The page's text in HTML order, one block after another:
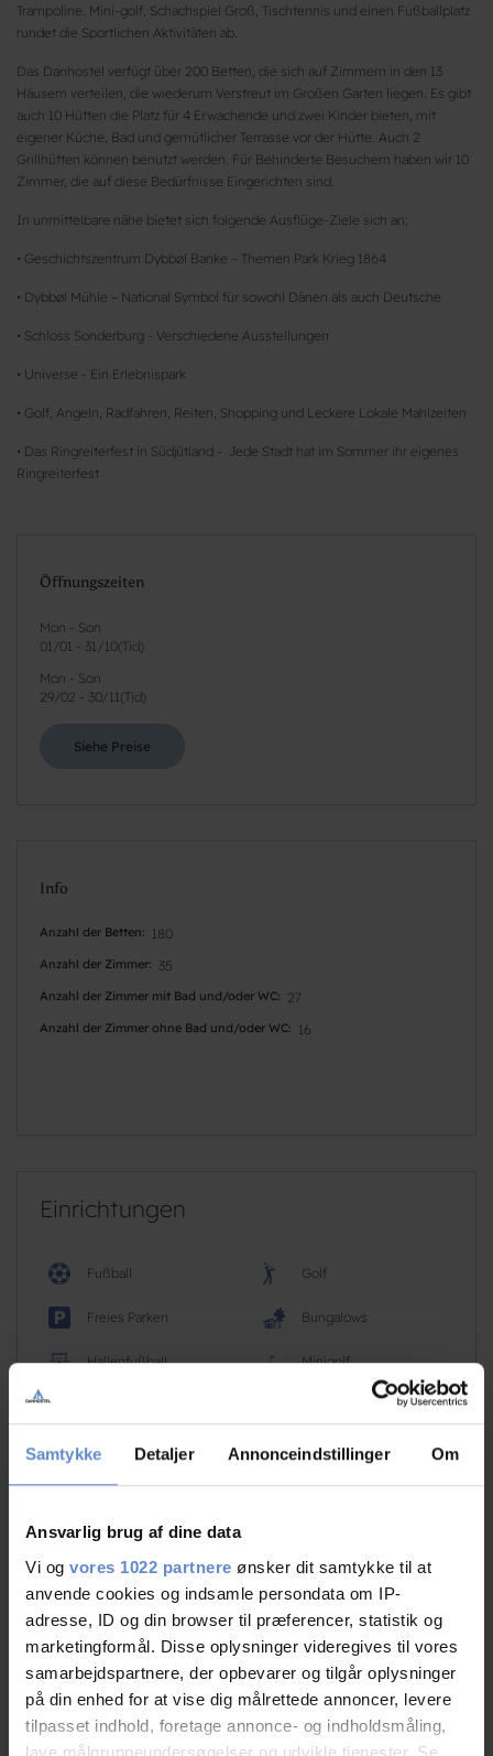
Samtykke Detaljer Annonceindstillinger Om
Ansvarlig brug af dine data
Vi og vores 1022 partnere ønsker dit samtykke til at
anvende cookies og indsamle persondata om IP-
adresse, ID og din browser til præferencer, statistik og
marketingformål. Disse oplysninger videregives til vores
samarbejdspartnere, der opbevarer og tilgår oplysninger
på din enhed for at vise dig målrettede annoncer, levere
tilpasset indhold, foretage annonce- og indholdsmåling,
lave målgruppeundersøgelser og udvikle tjenester. Se
Trampoline. Mini-golf, Schachspiel Groß, Tischtennis und einen Fußballplatz
rundet die Sportlichen Aktivitäten ab.
Das Danhostel verfügt über 200 Betten, die sich auf Zimmern in den 13
Häusern verteilen, die wiederum Verstreut im Großen Garten liegen. Es gibt
auch 10 Hütten die Platz für 4 Erwachende und zwei Kinder bieten, mit
eigener Küche, Bad und gemütlicher Terrasse vor der Hütte. Auch 2
Grillhütten können benutzt werden. Für Behinderte Besuchern haben wir 10
Zimmer, die auf diese Bedürfnisse Eingerichten sind.
In unmittelbare nähe bietet sich folgende Ausflüge-Ziele sich an;
• Geschichtszentrum Dybbøl Banke – Themen Park Krieg 1864
• Dybbøl Mühle – National Symbol für sowohl Dänen als auch Deutsche
• Schloss Sonderburg - Verschiedene Ausstellungen
• Universe - Ein Erlebnispark
• Golf, Angeln, Radfahren, Reiten, Shopping und Leckere Lokale Mahlzeiten
• Das Ringreiterfest in Südjütland - Jede Stadt hat im Sommer ihr eigenes
Ringreiterfest
Öffnungszeiten
Mon - Son
01/01 - 31/10( Tid)
Mon - Son
29/02 - 30/11 ( Tid)
Siehe Preise
Info
Anzahl der Betten 180
Anzahl der Zimmer 35
Anzahl der Zimmer mit Bad und/oder WC 27
Anzahl der Zimmer ohne Bad und/oder WC 16
Einrichtungen
Fußball Golf
Freies Parken Bungalows
Hallenfußball Minigolf
Mehr sehen
RATINGS
7,05
7,05 von 10
Basierend auf 102 Bewertungen